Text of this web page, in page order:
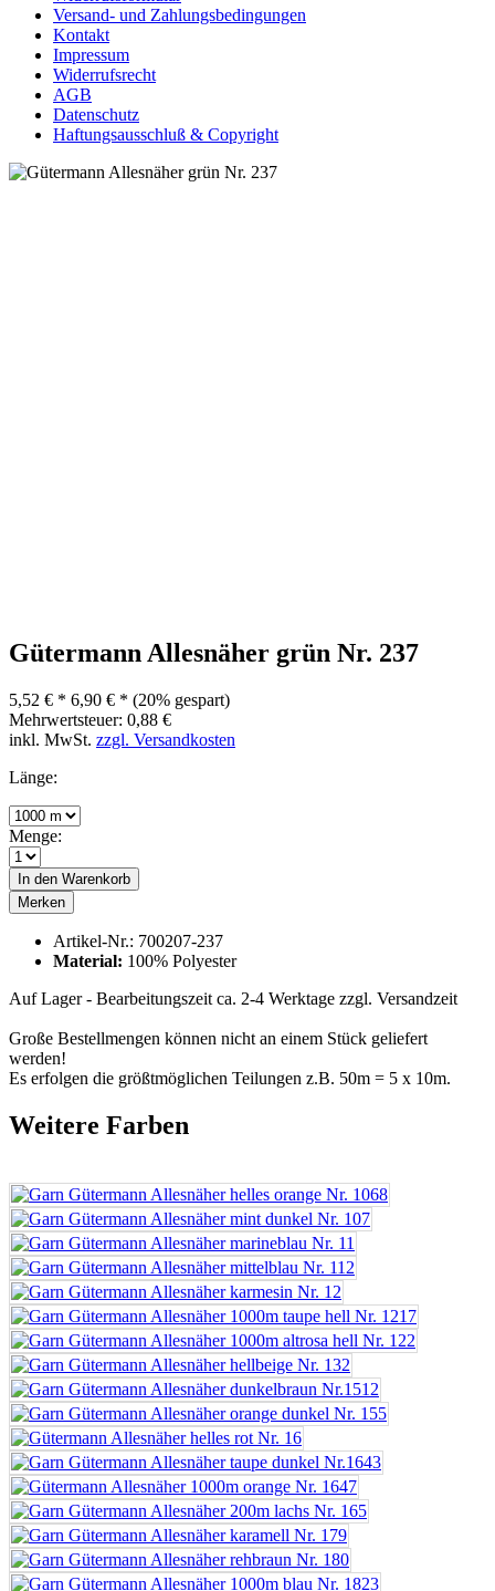
Versand- und Zahlungsbedingungen
Kontakt
Impressum
Widerrufsrecht
AGB
Datenschutz
Haftungsausschluß & Copyright
Gütermann Allesnäher grün Nr. 237
5,52 € * 6,90 € * (20% gespart)
Mehrwertsteuer: 0,88 €
inkl. MwSt. zzgl. Versandkosten
Länge:
Menge:
In den Warenkorb
Merken
Artikel-Nr.: 700207-237
Material: 100% Polyester
Auf Lager - Bearbeitungszeit ca. 2-4 Werktage zzgl. Versandzeit
Große Bestellmengen können nicht an einem Stück geliefert
werden!
Es erfolgen die größtmöglichen Teilungen z.B. 50m = 5 x 10m.
Weitere Farben